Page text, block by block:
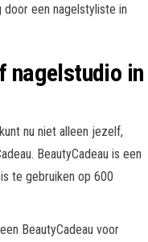
een nagelstyliste in
nagelstudio in
nu niet alleen jezelf,
BeautyCadeau is een
te gebruiken op 600
BeautyCadeau voor